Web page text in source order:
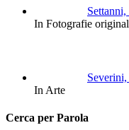
In Fotografie
In Arte
Cerca per Parola